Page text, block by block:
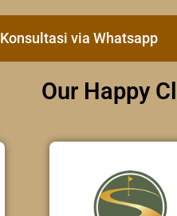
Konsultasi via Whatsapp
Our Happy